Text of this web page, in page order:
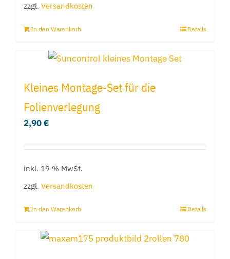
zzgl. Versandkosten
In den Warenkorb Details
Kleines Montage-Set für die
Folienverlegung
2,90€
inkl. 19 % MwSt.
zzgl. Versandkosten
In den Warenkorb Details